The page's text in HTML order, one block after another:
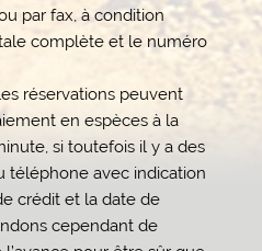
par fax, à condition
complète et le numéro
réservations peuvent
en espèces à la
si toutefois il y a des
téléphone avec indication
crédit et la date de
cependant de